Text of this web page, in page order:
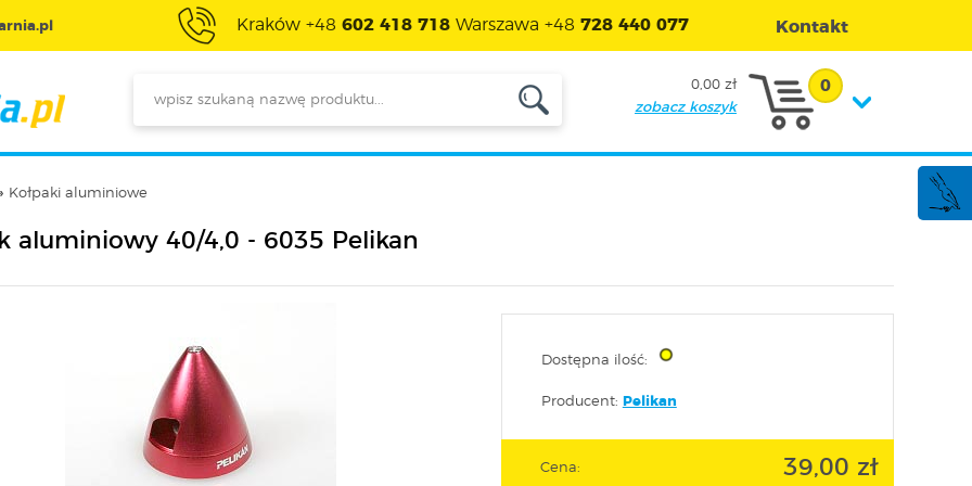
Kraków +48 602 418 718Warszawa +48 728 440 077 Kontakt
0,00 zł
zobacz koszyk
0
Kołpaki aluminiowe
aluminiowy 40/4,0 - 6035 Pelikan
Dostępna ilość:
Producent: Pelikan
Cena: 39,00 zł